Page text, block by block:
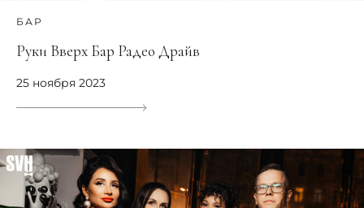
БАР
Руки Вверх Бар Радео Драйв
25 ноября 2023